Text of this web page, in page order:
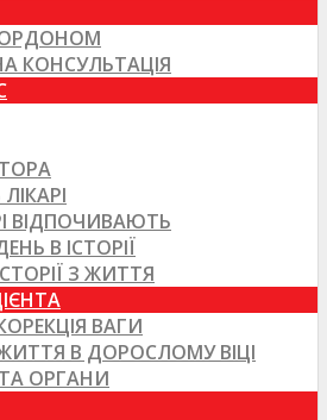
КОНСУЛЬТАЦІЯ
ВІДПОЧИВАЮТЬ
В ІСТОРІЇ
З ЖИТТЯ
ВАГИ
В ДОРОСЛОМУ ВІЦІ
ОРГАНИ